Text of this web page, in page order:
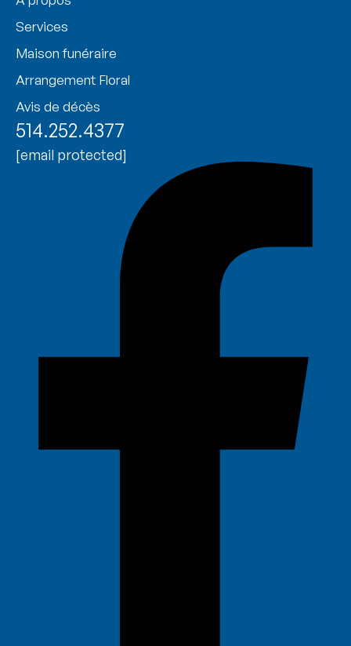
Services
Maison funéraire
Arrangement Floral
Avis de décès
514.252.4377
[email protected]